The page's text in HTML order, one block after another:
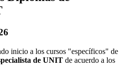
inicio a los cursos "específicos" de
de UNIT de acuerdo a los